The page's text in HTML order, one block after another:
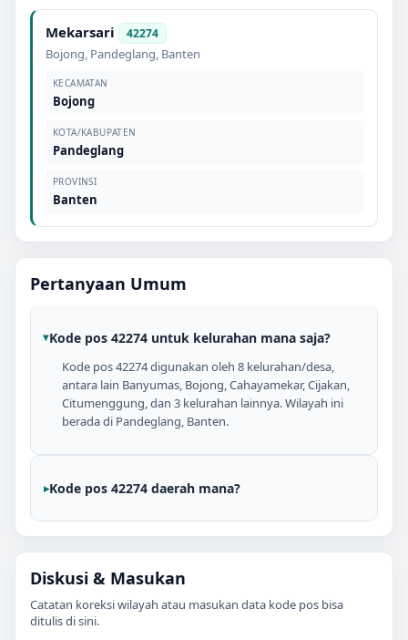
Mekarsari 42274
Bojong, Pandeglang, Banten
KECAMATAN
Bojong
KOTA/KABUPATEN
Pandeglang
PROVINSI
Banten
Pertanyaan Umum
Kode pos 42274 untuk kelurahan mana saja?
Kode pos 42274 digunakan oleh 8 kelurahan/desa,
antara lain Banyumas, Bojong, Cahayamekar, Cijakan,
Citumenggung, dan 3 kelurahan lainnya. Wilayah ini
berada di Pandeglang, Banten.
Kode pos 42274 daerah mana?
Diskusi & Masukan
Catatan koreksi wilayah atau masukan data kode pos bisa
ditulis di sini.